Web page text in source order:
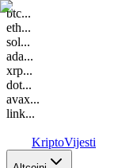
btc...
eth...
sol...
ada...
xrp...
dot...
avax...
link...
KriptoVijesti